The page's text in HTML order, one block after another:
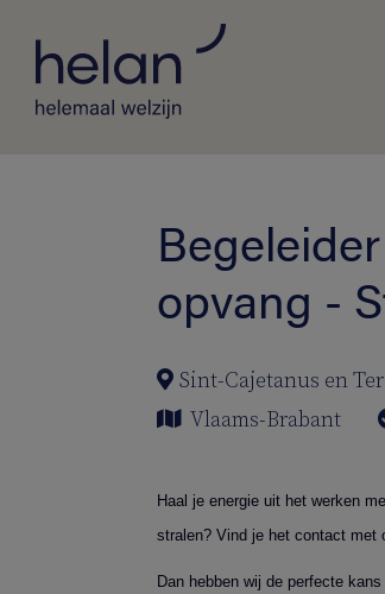
opvang -
Sint-Cajetanus en
Vlaams-Brabant
Haal je energie uit het werken
stralen? Vind je het contact met
Dan hebben wij de perfecte kans